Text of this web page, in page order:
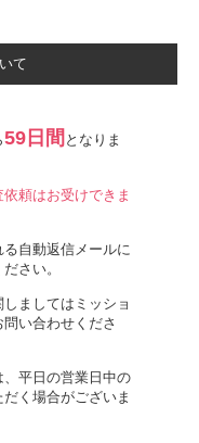
て
59日間 となりま
頼はお受けできま
自動返信メールに
さい。
ましてはミッショ
い合わせくださ
平日の営業日中の
く場合がございま